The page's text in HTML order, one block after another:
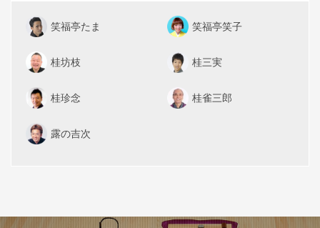
笑福亭たま 笑福亭笑子
桂坊枝 桂三実
桂珍念 桂雀三郎
露の吉次